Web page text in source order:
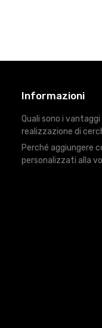
Informazioni
Quali sono i vantaggi
realizzazione di
Perché aggiungere
personalizzati alla